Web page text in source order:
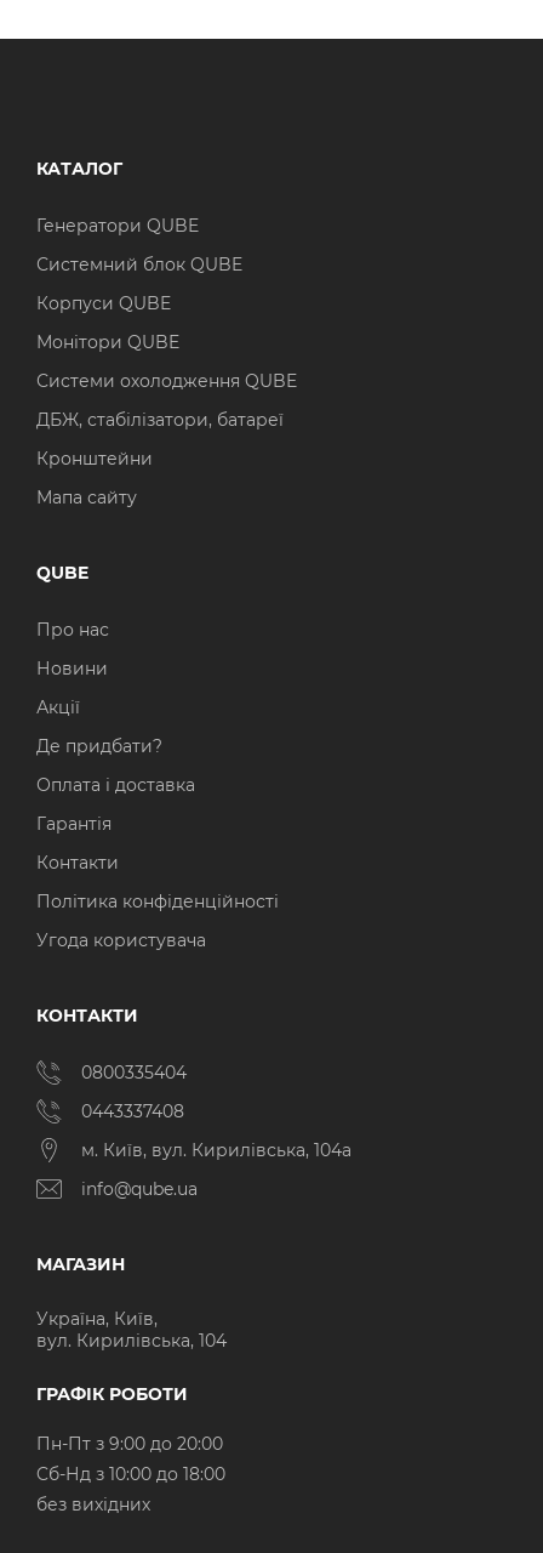
КАТАЛОГ
Генератори QUBE
Системний блок QUBE
Корпуси QUBE
Монітори QUBE
Системи охолодження QUBE
ДБЖ, стабілізатори, батареї
Кронштейни
Мапа сайту
QUBE
Про нас
Новини
Акції
Де придбати?
Оплата і доставка
Гарантія
Контакти
Політика конфіденційності
Угода користувача
КОНТАКТИ
0800335404
0443337408
м. Київ, вул. Кирилівська, 104а
info@qube.ua
МАГАЗИН
Україна, Київ,
вул. Кирилівська, 104
ГРАФІК РОБОТИ
Пн-Пт з 9:00 до 20:00
Cб-Нд з 10:00 до 18:00
без вихідних